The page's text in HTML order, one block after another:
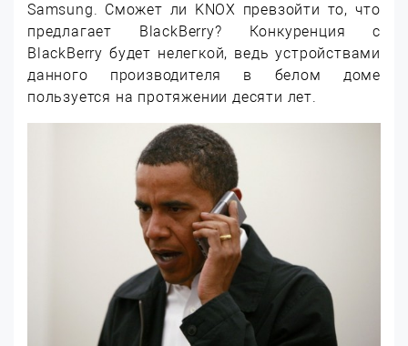
Samsung. Сможет ли KNOX превзойти то, что
предлагает BlackBerry? Конкуренция с
BlackBerry будет нелегкой, ведь устройствами
данного производителя в белом доме
пользуется на протяжении десяти лет.